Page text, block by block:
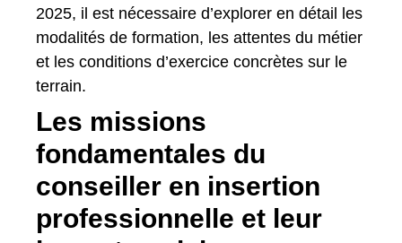
2025, il est nécessaire d’explorer en détail les
modalités de formation, les attentes du métier
et les conditions d’exercice concrètes sur le
terrain.
Les missions
fondamentales du
conseiller en insertion
professionnelle et leur